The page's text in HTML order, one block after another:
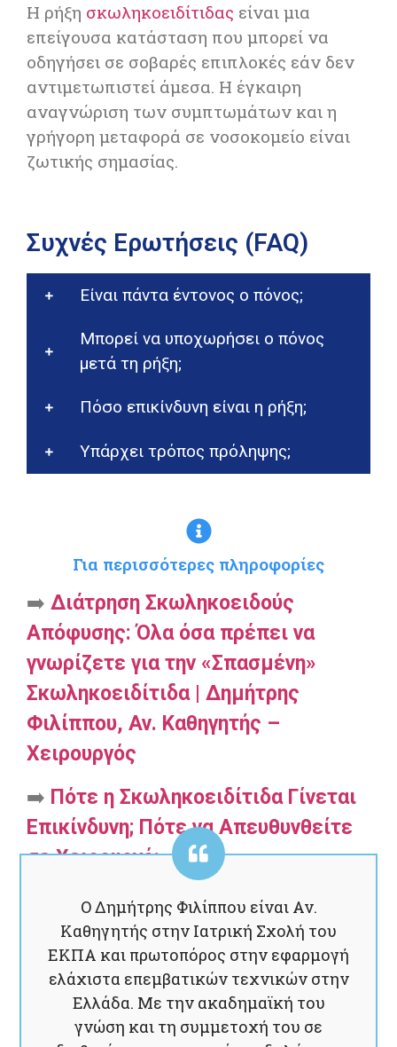
Η ρήξη σκωληκοειδίτιδας είναι μια
επείγουσα κατάσταση που μπορεί να
οδηγήσει σε σοβαρές επιπλοκές εάν δεν
αντιμετωπιστεί άμεσα. Η έγκαιρη
αναγνώριση των συμπτωμάτων και η
γρήγορη μεταφορά σε νοσοκομείο είναι
ζωτικής σημασίας.
Συχνές Ερωτήσεις (FAQ)
Είναι πάντα έντονος ο πόνος;
Μπορεί να υποχωρήσει ο πόνος
μετά τη ρήξη;
Πόσο επικίνδυνη είναι η ρήξη;
Υπάρχει τρόπος πρόληψης;
Για περισσότερες πληροφορίες
➡️ Διάτρηση Σκωληκοειδούς
Απόφυσης: Όλα όσα πρέπει να
γνωρίζετε για την «Σπασμένη»
Σκωληκοειδίτιδα | Δημήτρης
Φιλίππου, Αν. Καθηγητής –
Χειρουργός
➡️ Πότε η Σκωληκοειδίτιδα Γίνεται
Επικίνδυνη; Πότε να Απευθυνθείτε
σε Χειρουργό;
Ο Δημήτρης Φιλίππου είναι Αν.
Καθηγητής στην Ιατρική Σχολή του
ΕΚΠΑ και πρωτοπόρος στην εφαρμογή
ελάχιστα επεμβατικών τεχνικών στην
Ελλάδα. Με την ακαδημαϊκή του
γνώση και τη συμμετοχή του σε